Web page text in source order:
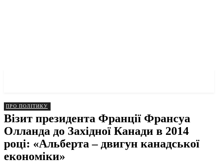
ПРО ПОЛІТИКУ
Візит президента Франції Франсуа
Олланда до Західної Канади в 2014
році: «Альберта – двигун канадської
економіки»